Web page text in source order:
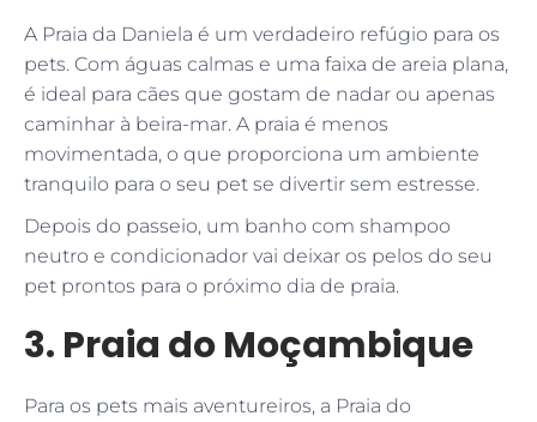
A Praia da Daniela é um verdadeiro refúgio para os
pets. Com águas calmas e uma faixa de areia plana,
é ideal para cães que gostam de nadar ou apenas
caminhar à beira-mar. A praia é menos
movimentada, o que proporciona um ambiente
tranquilo para o seu pet se divertir sem estresse.
Depois do passeio, um banho com shampoo
neutro e condicionador vai deixar os pelos do seu
pet prontos para o próximo dia de praia.
3. Praia do Moçambique
Para os pets mais aventureiros, a Praia do